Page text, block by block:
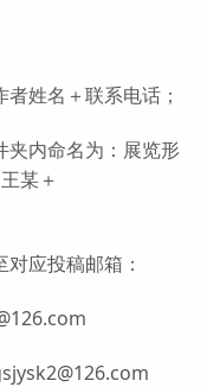
姓名＋联系电话；
内命名为：展览形
某＋
应投稿邮箱：